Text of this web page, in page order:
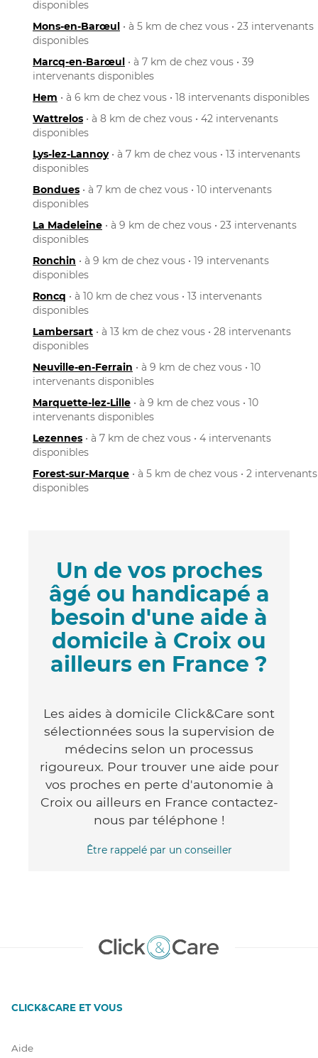
disponibles
Mons-en-Barœul • à 5 km de chez vous • 23 intervenants
disponibles
Marcq-en-Barœul • à 7 km de chez vous • 39
intervenants disponibles
Hem • à 6 km de chez vous • 18 intervenants disponibles
Wattrelos • à 8 km de chez vous • 42 intervenants
disponibles
Lys-lez-Lannoy• à 7 km de chez vous • 13 intervenants
disponibles
Bondues • à 7 km de chez vous • 10 intervenants
disponibles
La Madeleine • à 9 km de chez vous • 23 intervenants
disponibles
Ronchin • à 9 km de chez vous • 19 intervenants
disponibles
Roncq • à 10 km de chez vous • 13 intervenants
disponibles
Lambersart • à 13 km de chez vous • 28 intervenants
disponibles
Neuville-en-Ferrain • à 9 km de chez vous • 10
intervenants disponibles
Marquette-lez-Lille • à 9 km de chez vous • 10
intervenants disponibles
Lezennes • à 7 km de chez vous • 4 intervenants
disponibles
Forest-sur-Marque • à 5 km de chez vous • 2 intervenants
disponibles
Un de vos proches
âgé ou handicapé a
besoin d'une aide à
domicile à Croix ou
ailleurs en France ?
Les aides à domicile Click&Care sont
sélectionnées sous la supervision de
médecins selon un processus
rigoureux. Pour trouver une aide pour
vos proches en perte d'autonomie à
Croix ou ailleurs en France contactez-
nous par téléphone !
Être rappelé par un conseiller
CLICK&CARE ET VOUS
Aide